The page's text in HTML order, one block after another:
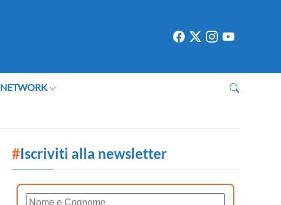
NETWORK
#Iscriviti alla newsletter